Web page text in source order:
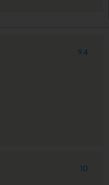
9.4
10